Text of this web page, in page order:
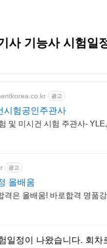
사 기능사 시험일
광고
시험공인주관사
및 미시건 시험 주관사-
광고
올배움
격은 올배움! 바로합격 명품
일정이 나왔습니다. 회